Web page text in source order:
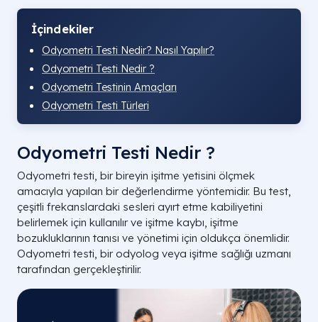
İçindekiler
Odyometri Testi Nedir? Nasıl Yapılır?
Odyometri Testi Nedir ?
Odyometri Testinin Amaçları
Odyometri Testi Türleri
Odyometri Testi Nedir ?
Odyometri testi, bir bireyin işitme yetisini ölçmek
amacıyla yapılan bir değerlendirme yöntemidir. Bu test,
çeşitli frekanslardaki sesleri ayırt etme kabiliyetini
belirlemek için kullanılır ve işitme kaybı, işitme
bozukluklarının tanısı ve yönetimi için oldukça önemlidir.
Odyometri testi, bir odyolog veya işitme sağlığı uzmanı
tarafından gerçekleştirilir.